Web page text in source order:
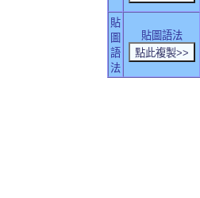
貼
圖
語
法
貼圖語法